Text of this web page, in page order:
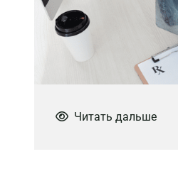
 Читать дальше